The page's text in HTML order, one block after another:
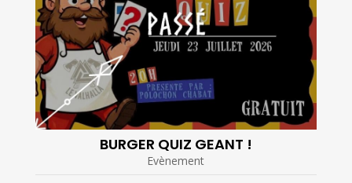
BURGER QUIZ GEANT !
Evènement